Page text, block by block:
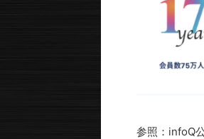
参照：infoQ